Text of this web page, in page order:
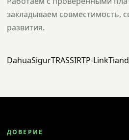
закладываем совместимость,
развития.
DahuaSigurTRASSIRTP-Link
ДОВЕРИЕ